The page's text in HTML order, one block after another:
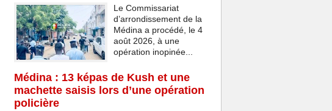
Le Commissariat
d’arrondissement de la
Médina a procédé, le 4
août 2026, à une
opération inopinée...
Médina : 13 képas de Kush et une
machette saisis lors d’une opération
policière